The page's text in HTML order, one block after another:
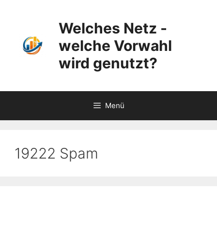
Welches Netz -
welche Vorwahl
wird genutzt?
Menü
19222 Spam